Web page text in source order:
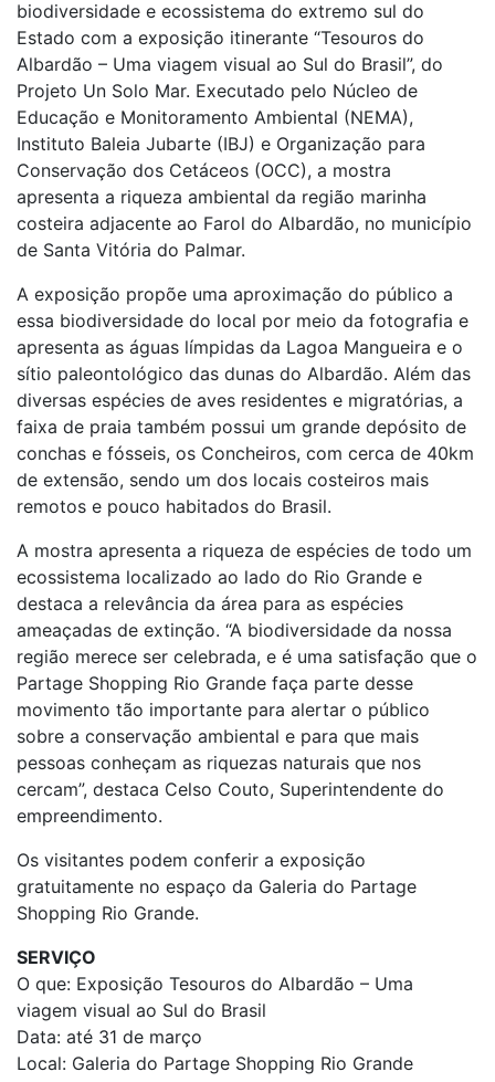
biodiversidade e ecossistema do extremo sul do
Estado com a exposição itinerante “Tesouros do
Albardão – Uma viagem visual ao Sul do Brasil”, do
Projeto Un Solo Mar. Executado pelo Núcleo de
Educação e Monitoramento Ambiental (NEMA),
Instituto Baleia Jubarte (IBJ) e Organização para
Conservação dos Cetáceos (OCC), a mostra
apresenta a riqueza ambiental da região marinha
costeira adjacente ao Farol do Albardão, no município
de Santa Vitória do Palmar.
A exposição propõe uma aproximação do público a
essa biodiversidade do local por meio da fotografia e
apresenta as águas límpidas da Lagoa Mangueira e o
sítio paleontológico das dunas do Albardão. Além das
diversas espécies de aves residentes e migratórias, a
faixa de praia também possui um grande depósito de
conchas e fósseis, os Concheiros, com cerca de 40km
de extensão, sendo um dos locais costeiros mais
remotos e pouco habitados do Brasil.
A mostra apresenta a riqueza de espécies de todo um
ecossistema localizado ao lado do Rio Grande e
destaca a relevância da área para as espécies
ameaçadas de extinção. “A biodiversidade da nossa
região merece ser celebrada, e é uma satisfação que o
Partage Shopping Rio Grande faça parte desse
movimento tão importante para alertar o público
sobre a conservação ambiental e para que mais
pessoas conheçam as riquezas naturais que nos
cercam”, destaca Celso Couto, Superintendente do
empreendimento.
Os visitantes podem conferir a exposição
gratuitamente no espaço da Galeria do Partage
Shopping Rio Grande.
SERVIÇO
O que: Exposição Tesouros do Albardão – Uma
viagem visual ao Sul do Brasil
Data: até 31 de março
Local: Galeria do Partage Shopping Rio Grande